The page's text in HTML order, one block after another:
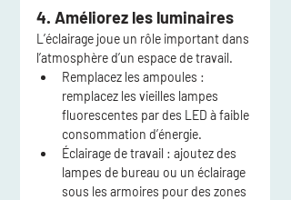
4. Améliorez les luminaires
L’éclairage joue un rôle important dans
l’atmosphère d’un espace de travail.
Remplacez les ampoules :
remplacez les vieilles lampes
fluorescentes par des LED à faible
consommation d’énergie.
Éclairage de travail : ajoutez des
lampes de bureau ou un éclairage
sous les armoires pour des zones